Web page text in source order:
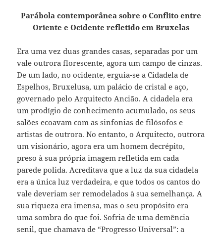
Parábola contemporânea sobre o Conflito entre
Oriente e Ocidente refletido em Bruxelas
Era uma vez duas grandes casas, separadas por um
vale outrora florescente, agora um campo de cinzas.
De um lado, no ocidente, erguia-se a Cidadela de
Espelhos, Bruxelusa, um palácio de cristal e aço,
governado pelo Arquitecto Ancião. A cidadela era
um prodígio de conhecimento acumulado, os seus
salões ecoavam com as sinfonias de filósofos e
artistas de outrora. No entanto, o Arquitecto, outrora
um visionário, agora era um homem decrépito,
preso à sua própria imagem refletida em cada
parede polida. Acreditava que a luz da sua cidadela
era a única luz verdadeira, e que todos os cantos do
vale deveriam ser remodelados à sua semelhança. A
sua riqueza era imensa, mas o seu propósito era
uma sombra do que foi. Sofria de uma demência
senil, que chamava de “Progresso Universal”: a